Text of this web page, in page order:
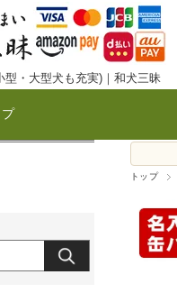
型・大型犬も充実)｜和犬三昧
プ
トップ